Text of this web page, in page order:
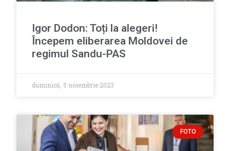
Igor Dodon: Toți la alegeri!
Începem eliberarea Moldovei de
regimul Sandu-PAS
duminică, 5 noiembrie 2023
FOTO